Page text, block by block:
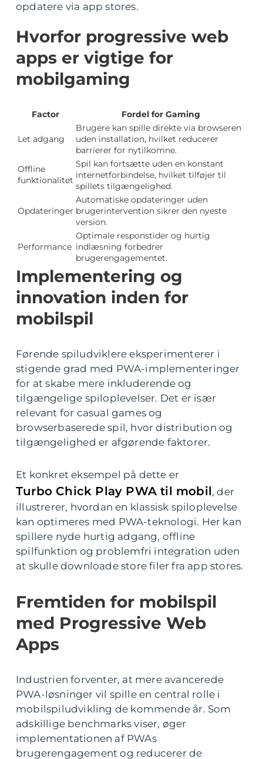
opdatere via app stores.
Hvorfor progressive web
apps er vigtige for
mobilgaming
Factor Fordel for Gaming
Let adgang
Brugere kan spille direkte via browseren
uden installation, hvilket reducerer
barrierer for nytilkomne.
Offline
funktionalitet
Spil kan fortsætte uden en konstant
internetforbindelse, hvilket tilføjer til
spillets tilgængelighed.
Opdateringer
Automatiske opdateringer uden
brugerintervention sikrer den nyeste
version.
Performance
Optimale responstider og hurtig
indlæsning forbedrer
brugerengagementet.
Implementering og
innovation inden for
mobilspil
Førende spiludviklere eksperimenterer i
stigende grad med PWA-implementeringer
for at skabe mere inkluderende og
tilgængelige spiloplevelser. Det er især
relevant for casual games og
browserbaserede spil, hvor distribution og
tilgængelighed er afgørende faktorer.
Et konkret eksempel på dette er
Turbo Chick Play PWA til mobil, der
illustrerer, hvordan en klassisk spiloplevelse
kan optimeres med PWA-teknologi. Her kan
spillere nyde hurtig adgang, offline
spilfunktion og problemfri integration uden
at skulle downloade store filer fra app stores.
Fremtiden for mobilspil
med Progressive Web
Apps
Industrien forventer, at mere avancerede
PWA-løsninger vil spille en central rolle i
mobilspiludvikling de kommende år. Som
adskillige benchmarks viser, øger
implementationen af PWAs
brugerengagement og reducerer de